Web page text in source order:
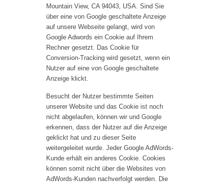
Mountain View, CA 94043, USA. Sind Sie
über eine von Google geschaltete Anzeige
auf unsere Webseite gelangt, wird von
Google Adwords ein Cookie auf Ihrem
Rechner gesetzt. Das Cookie für
Conversion-Tracking wird gesetzt, wenn ein
Nutzer auf eine von Google geschaltete
Anzeige klickt.
Besucht der Nutzer bestimmte Seiten
unserer Website und das Cookie ist noch
nicht abgelaufen, können wir und Google
erkennen, dass der Nutzer auf die Anzeige
geklickt hat und zu dieser Seite
weitergeleitet wurde. Jeder Google AdWords-
Kunde erhält ein anderes Cookie. Cookies
können somit nicht über die Websites von
AdWords-Kunden nachverfolgt werden. Die